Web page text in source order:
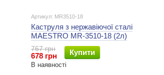
Артикул: MR3510-18
Каструля з нержавіючої сталі
MAESTRO MR-3510-18 (2л)
767 грн
678 грн Купити
В наявності